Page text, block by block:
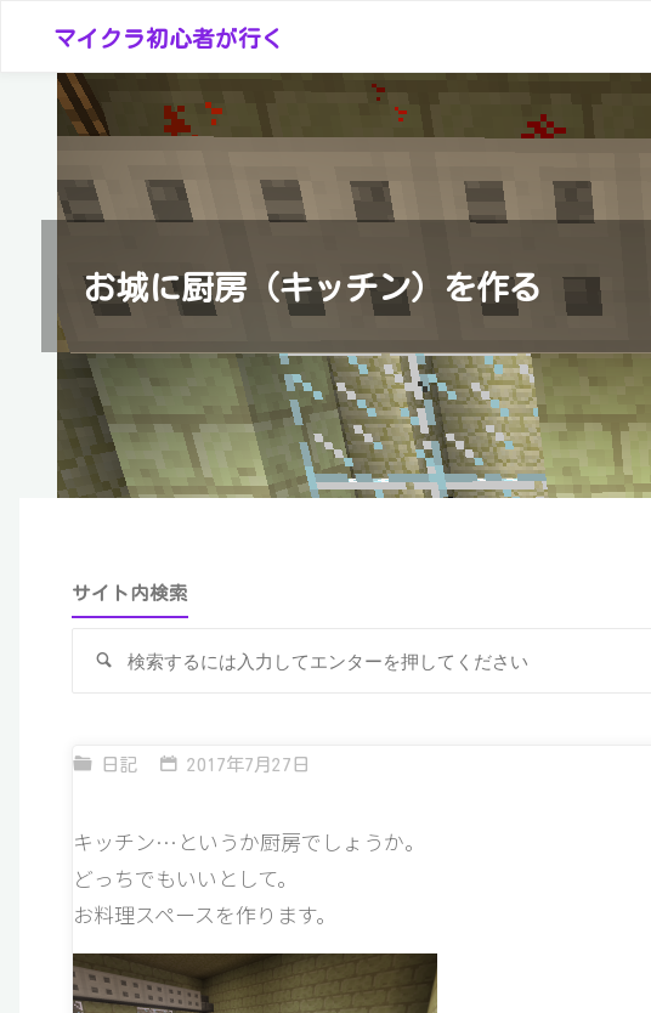
マイクラ初心者が行く
お城に厨房（キッチン）を作る
サイト内検索
検
日記 2017年7月27日
キッチン…というか厨房でしょうか。
どっちでもいいとして。
お料理スペースを作ります。